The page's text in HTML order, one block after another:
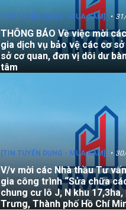
[TIN TUYỂN DỤNG - MUA SẮM]
THÔNG BÁO Về việc mời
gia dịch vụ bảo vệ các cơ
sở cơ quan, đơn vị dôi dư
tâm
[TIN TUYỂN DỤNG - MUA SẮM]
V/v mời các Nhà thầu Tư
gia công trình “Sửa chữa các căn hộ tại
chung cư lô J, N khu
Trưng, Thành phố Hồ Chí